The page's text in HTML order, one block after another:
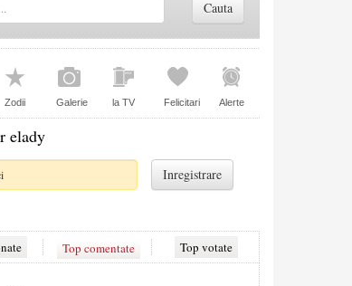
Zodii Galerie la TV Felicitari Alerte
elady
Top comentate Top votate